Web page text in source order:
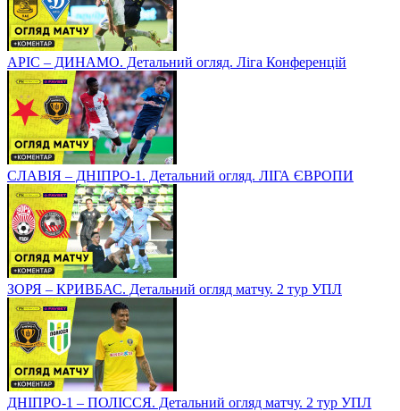
АРІС – ДИНАМО. Детальний огляд. Ліга Конференцій
СЛАВІЯ – ДНІПРО-1. Детальний огляд. ЛІГА ЄВРОПИ
ЗОРЯ – КРИВБАС. Детальний огляд матчу. 2 тур УПЛ
ДНІПРО-1 – ПОЛІССЯ. Детальний огляд матчу. 2 тур УПЛ